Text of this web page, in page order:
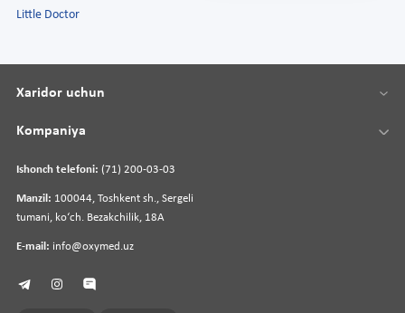
Little Doctor
Ishonch telefoni: (71) 200-03-03
Manzil: 100044, Toshkent sh., Sergeli
tumani, koʻch. Bezakchilik, 18A
E-mail: info@oxymed.uz
Xaridor uchun
Kompaniya